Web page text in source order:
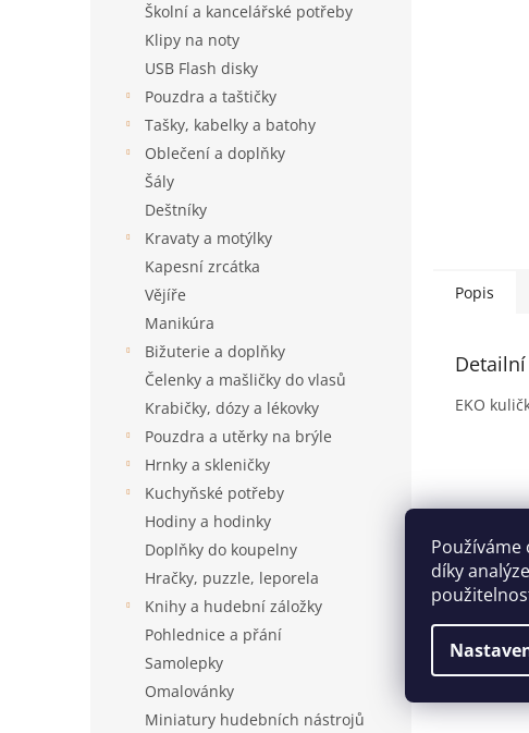
díky
Školní a kancelářské potřeby
Klipy na noty
USB Flash disky
Pouzdra a taštičky
Tašky, kabelky a batohy
Oblečení a doplňky
Šály
Deštníky
Kravaty a motýlky
Kapesní zrcátka
Vějíře
Manikúra
Bižuterie a doplňky
Čelenky a mašličky do vlasů
Krabičky, dózy a lékovky
Pouzdra a utěrky na brýle
Hrnky a skleničky
Kuchyňské potřeby
Hodiny a hodinky
Doplňky do koupelny
Hračky, puzzle, leporela
Knihy a hudební záložky
Pohlednice a přání
Samolepky
Omalovánky
Miniatury hudebních nástrojů
Popis
EKO